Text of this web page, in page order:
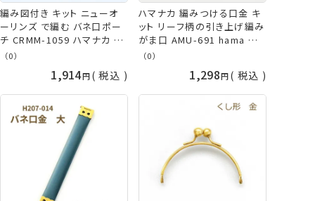
編み図付き キット ニューオ
ーリンズ で編む バネ口ポー
チ CRMM-1059 ハマナカ リ
ッチモア バネ口 ポーチ 編み
（0）
1,914 税込
ハマナカ 編みつける口金 キ
ット リーフ柄の引き上げ編み
がま口 AMU-691 hama ピッ
コロ 手芸の山久
（0）
1,298 税込